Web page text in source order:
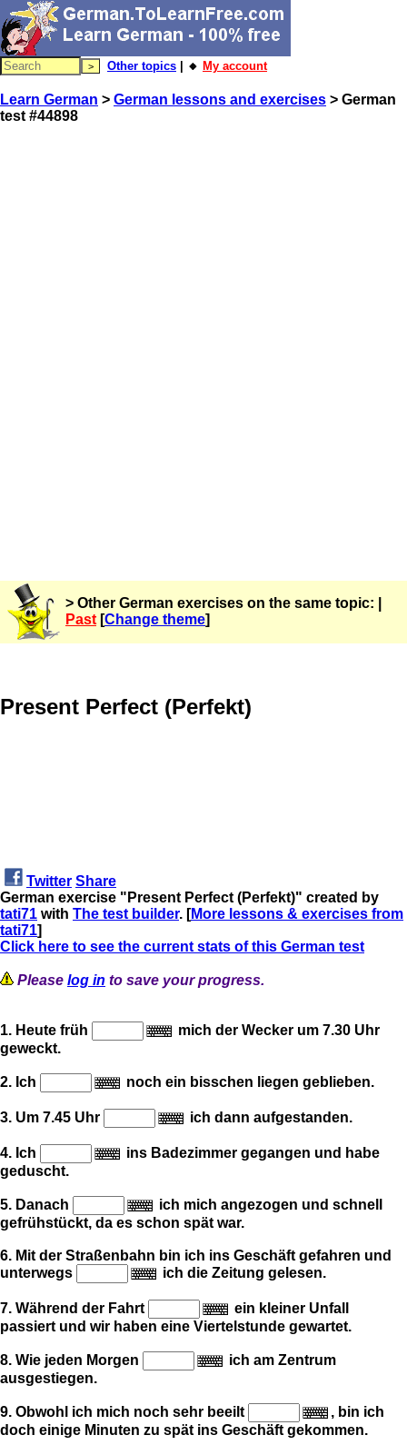
Other topics | 🔸 My account
Learn German > German lessons and exercises > German
test #44898
> Other German exercises on the same topic: |
Past [Change theme]
Present Perfect (Perfekt)
Twitter Share
German exercise "Present Perfect (Perfekt)" created by
tati71 with The test builder. [More lessons & exercises from
tati71]
Click here to see the current stats of this German test
Please log in to save your progress.
1. Heute früh
mich der Wecker um 7.30 Uhr
geweckt.
2. Ich noch ein bisschen liegen geblieben.
3. Um 7.45 Uhr ich dann aufgestanden.
4. Ich
ins Badezimmer gegangen und habe
geduscht.
5. Danach
ich mich angezogen und schnell
gefrühstückt, da es schon spät war.
6. Mit der Straßenbahn bin ich ins Geschäft gefahren und
unterwegs
ich die Zeitung gelesen.
7. Während der Fahrt
ein kleiner Unfall
passiert und wir haben eine Viertelstunde gewartet.
8. Wie jeden Morgen
ich am Zentrum
ausgestiegen.
9. Obwohl ich mich noch sehr beeilt
, bin ich
doch einige Minuten zu spät ins Geschäft gekommen.